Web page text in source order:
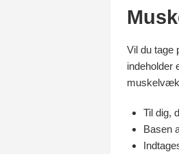
Vil du tage
indeholder
Til dig,
Basen